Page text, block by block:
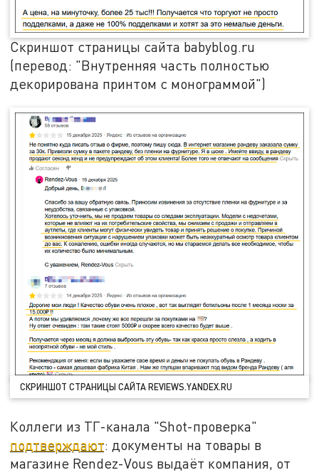
Скриншот страницы сайта babyblog.ru
(перевод: "Внутренняя часть полностью
декорирована принтом с монограммой")
СКРИНШОТ СТРАНИЦЫ САЙТА REVIEWS.YANDEX.RU
Коллеги из ТГ-канала "Shot-проверка"
подтверждают: документы на товары в
магазине Rendez-Vous выдаёт компания, от